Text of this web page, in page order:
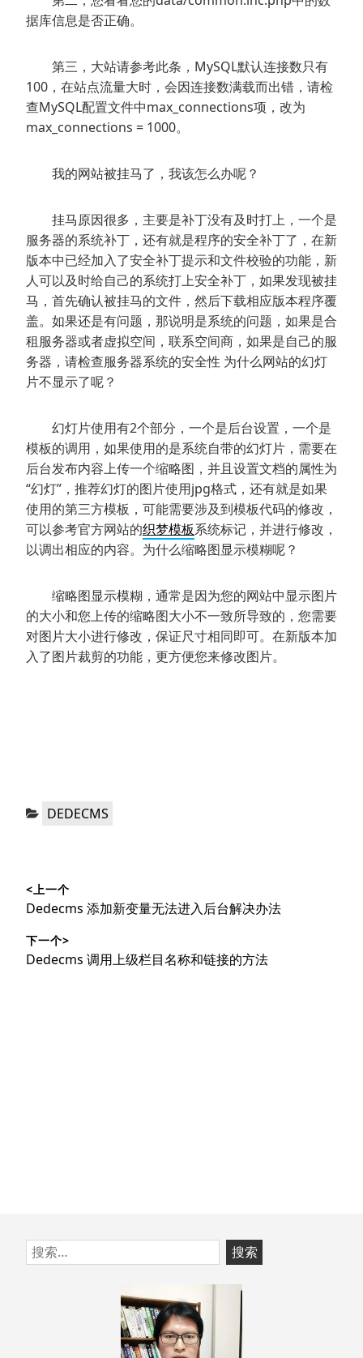
据库信息是否正确。
第三，大站请参考此条，MySQL默认连接数只有
100，在站点流量大时，会因连接数满载而出错，请检
查MySQL配置文件中max_connections项，改为
max_connections = 1000。
我的网站被挂马了，我该怎么办呢？
挂马原因很多，主要是补丁没有及时打上，一个是
服务器的系统补丁，还有就是程序的安全补丁了，在新
版本中已经加入了安全补丁提示和文件校验的功能，新
人可以及时给自己的系统打上安全补丁，如果发现被挂
马，首先确认被挂马的文件，然后下载相应版本程序覆
盖。如果还是有问题，那说明是系统的问题，如果是合
租服务器或者虚拟空间，联系空间商，如果是自己的服
务器，请检查服务器系统的安全性 为什么网站的幻灯
片不显示了呢？
幻灯片使用有2个部分，一个是后台设置，一个是
模板的调用，如果使用的是系统自带的幻灯片，需要在
后台发布内容上传一个缩略图，并且设置文档的属性为
“幻灯”，推荐幻灯的图片使用jpg格式，还有就是如果
使用的第三方模板，可能需要涉及到模板代码的修改，
可以参考官方网站的织梦模板系统标记，并进行修改，
以调出相应的内容。为什么缩略图显示模糊呢？
缩略图显示模糊，通常是因为您的网站中显示图片
的大小和您上传的缩略图大小不一致所导致的，您需要
对图片大小进行修改，保证尺寸相同即可。在新版本加
入了图片裁剪的功能，更方便您来修改图片。
分
DEDECMS
章
导
航
<上一个
上
文
章：
Dedecms 添加新变量无法进入后台解决办法
下一个>
下
Dedecms 调用上级栏目名称和链接的方法
跳
至
搜
索：